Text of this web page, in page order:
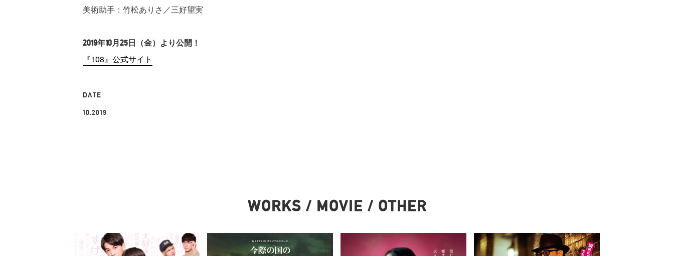
美術助手：竹松ありさ／三好望実
2019年10月25日（金）より公開！
『108』公式サイト
DATE
10.2019
WORKS / MOVIE / OTHER